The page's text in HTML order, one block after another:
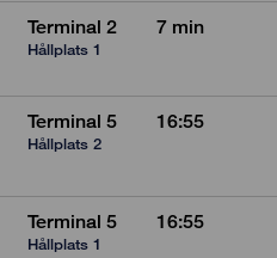
Terminal 2
Hållplats 1
7 min
Terminal 5
Hållplats 2
16:55
Terminal 5
Hållplats 1
16:55